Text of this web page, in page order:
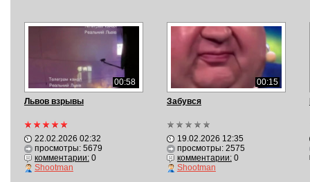
00:58
Львов взрывы
22.02.2026 02:32
просмотры: 5679
комментарии:0
Shootman
00:15
Забувся
19.02.2026 12:35
просмотры: 2575
комментарии:0
Shootman